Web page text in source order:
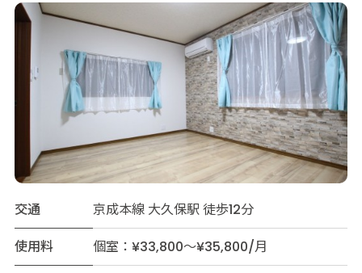
交通
京成本線 大久保駅 徒歩12分
使用料
個室：¥33,800～¥35,800/月